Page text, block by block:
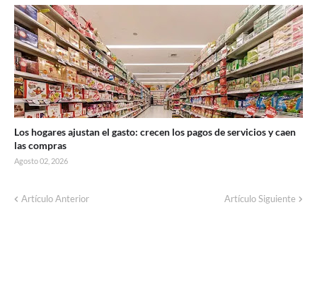
Los hogares ajustan el gasto: crecen los pagos de servicios y caen
las compras
Agosto 02, 2026
Artículo Anterior Artículo Siguiente
Corte de energía programado para este